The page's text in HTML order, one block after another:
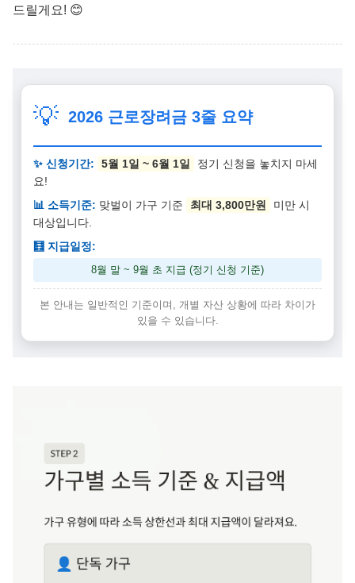
드릴게요! 😊
💡 2026 근로장려금 3줄 요약
✨ 신청기간: 5월 1일 ~ 6월 1일
정기 신청을 놓치지 마세
요!
📊 소득기준: 맞벌이 가구 기준 최대 3,800만원
미만 시
대상입니다.
🧮 지급일정:
8월 말 ~ 9월 초 지급 (정기 신청 기준)
본 안내는 일반적인 기준이며, 개별 자산 상황에 따라 차이가
있을 수 있습니다.